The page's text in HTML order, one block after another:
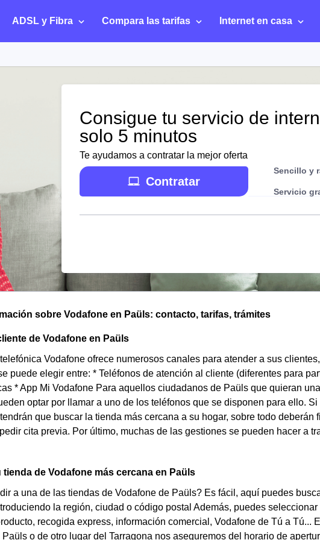
ADSL y Fibra Compara las tarifas Internet en casa
Consigue tu servicio de
solo 5 minutos
Te ayudamos a contratar la mejor oferta
Contratar
Sencillo y
Servicio
sobre Vodafone en Paüls: contacto, tarifas, trámites
de Vodafone en Paüls
Vodafone ofrece numerosos canales para atender a sus
puede elegir entre: * Teléfonos de atención al cliente (diferentes para
* App Mi Vodafone Para aquellos ciudadanos de Paüls que quieran
optar por llamar a uno de los teléfonos que se disponen para ello.
que buscar la tienda más cercana a su hogar, sobre todo deberán
cita previa. Por último, muchas de las gestiones se pueden hacer a
de Vodafone más cercana en Paüls
a una de las tiendas de Vodafone de Paüls? Es fácil, aquí puedes
la región, ciudad o código postal Además, puedes
recogida express, información comercial, Vodafone de Tú a Tú...
o de otro lugar del Tarragona nos aseguremos del horario de